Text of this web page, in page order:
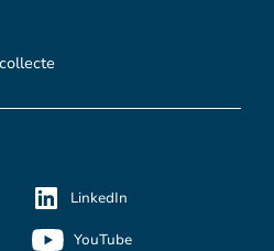
LinkedIn
YouTube